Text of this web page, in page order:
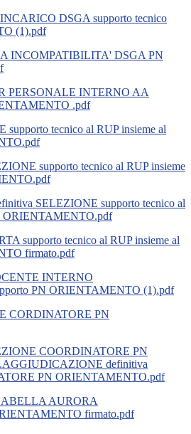
DSGA supporto tecnico
(1).pdf
INCOMPATIBILITA' DSGA PN
PERSONALE INTERNO AA
.pdf
tecnico al RUP insieme al
supporto tecnico al RUP insieme
SELEZIONE supporto tecnico al
ORIENTAMENTO.pdf
supporto tecnico al RUP insieme al
firmato.pdf
INTERNO
PN ORIENTAMENTO (1).pdf
CORDINATORE PN
COORDINATORE PN
definitiva
PN ORIENTAMENTO.pdf
AURORA
firmato.pdf